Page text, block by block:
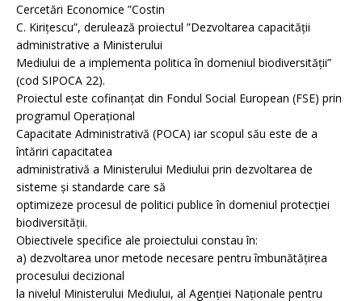
Cercetări Economice ”Costin
C. Kirițescu”, derulează proiectul ”Dezvoltarea capacității
administrative a Ministerului
Mediului de a implementa politica în domeniul biodiversității”
(cod SIPOCA 22).
Proiectul este cofinanțat din Fondul Social European (FSE) prin
programul Operațional
Capacitate Administrativă (POCA) iar scopul său este de a
întăriri capacitatea
administrativă a Ministerului Mediului prin dezvoltarea de
sisteme și standarde care să
optimizeze procesul de politici publice în domeniul protecției
biodiversității.
Obiectivele specifice ale proiectului constau în:
a) dezvoltarea unor metode necesare pentru îmbunătățirea
procesului decizional
la nivelul Ministerului Mediului, al Agenției Naționale pentru